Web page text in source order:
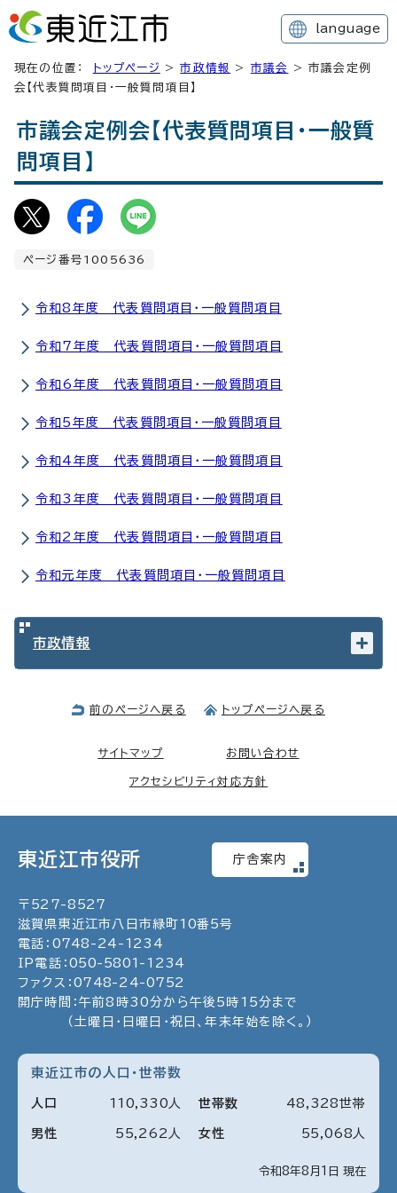
language
現在の位置： トップページ >市政情報 > 市議会
> 市議会定例
会【代表質問項目・一般質問項目】
市議会定例会【代表質問項目・一般質
問項目】
ページ番号1005636
令和8年度 代表質問項目・一般質問項目
令和7年度 代表質問項目・一般質問項目
令和6年度 代表質問項目・一般質問項目
令和5年度 代表質問項目・一般質問項目
令和4年度 代表質問項目・一般質問項目
令和3年度 代表質問項目・一般質問項目
令和2年度 代表質問項目・一般質問項目
令和元年度 代表質問項目・一般質問項目
市政情報
前のページへ戻る トップページへ戻る
サイトマップ お問い合わせ
アクセシビリティ対応方針
東近江市役所 庁舎案内
〒 527-8527
滋賀県東近江市八日市緑町10番5号
電話： 0748 - 24 - 1234
IP電話： 050- 5801 - 1234
ファクス： 0748- 24-0752
開庁時間：午前8時30分から午後5時15分まで
（土曜日・日曜日・祝日、年末年始を除く。）
東近江市の人口・世帯数
令和8年8月1日 現在
人口 110 330 人
男性 55 262 人 女性 55 068 人
世帯数 48 328世帯